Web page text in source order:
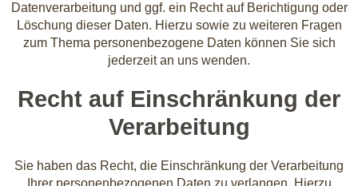
Datenverarbeitung und ggf. ein Recht auf Berichtigung oder
Löschung dieser Daten. Hierzu sowie zu weiteren Fragen
zum Thema personenbezogene Daten können Sie sich
jederzeit an uns wenden.
Recht auf Einschränkung der
Verarbeitung
Sie haben das Recht, die Einschränkung der Verarbeitung
Ihrer personenbezogenen Daten zu verlangen. Hierzu